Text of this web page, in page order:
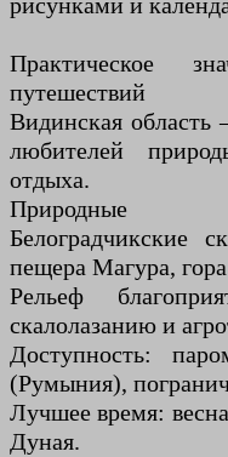
Практическое
путешествий
Видинская область
любителей
отдыха.
Природные
Белоградчикские
пещера Магура,
Рельеф
скалолазанию и
Доступность:
(Румыния),
Лучшее время:
Дуная.